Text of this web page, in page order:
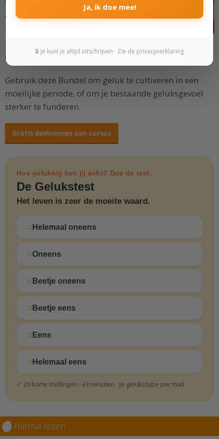
Wil je je vaker gelukkig
voelen met minder
om geluk te vinden in jezelf.
Gebruik deze Bundel om geluk te cultiveren in een
moeilijke periode, of om je bestaande geluksgevoel
sterker te funderen.
Gratis deelnemen aan cursus
Hoe gelukkig ben jij echt? Doe de test.
De Gelukstest
Het leven is zeer de moeite waard.
Helemaal oneens
Oneens
Beetje oneens
Beetje eens
Eens
Helemaal eens
✓ 29 korte stellingen · ±3 minuten · je gelukstype per mail
Hierna lezen
Ja, ik doe mee!
🔒 Je kunt je altijd uitschrijven · Zie de privacyverklaring